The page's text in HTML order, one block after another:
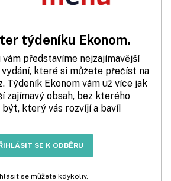
týdeníku Ekonom.
vám představíme nejzajímavější
které si můžete přečíst na
Týdeník Ekonom vám už více jak
zajímavý obsah, bez kterého
být, který vás rozvíjí a baví!
SE K ODBĚRU
se můžete kdykoliv.